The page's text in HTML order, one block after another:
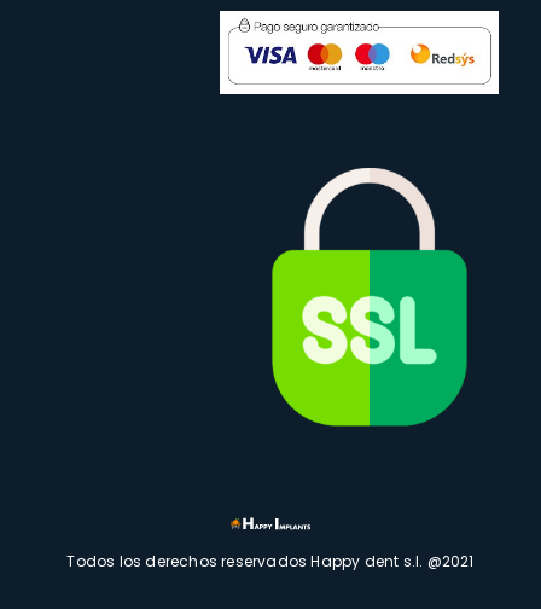
Todos los derechos reservados Happy dent s.l. @2021